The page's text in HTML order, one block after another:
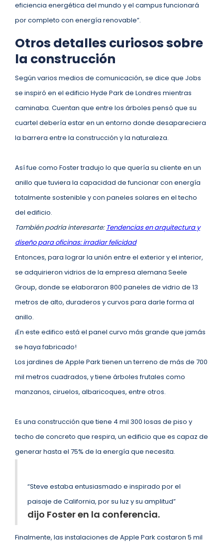
eficiencia energética del mundo y el campus funcionará
por completo con energía renovable”.
Otros detalles curiosos sobre
la construcción
Según varios medios de comunicación, se dice que Jobs
se inspiró en el edificio Hyde Park de Londres mientras
caminaba. Cuentan que entre los árboles pensó que su
cuartel debería estar en un entorno donde desapareciera
la barrera entre la construcción y la naturaleza.
Así fue como Foster tradujo lo que quería su cliente en un
anillo que tuviera la capacidad de funcionar con energía
totalmente sostenible y con paneles solares en el techo
del edificio.
También podría interesarte: Tendencias en arquitectura y
diseño para oficinas: irradiar felicidad
Entonces, para lograr la unión entre el exterior y el interior,
se adquirieron vidrios de la empresa alemana Seele
Group, donde se elaboraron 800 paneles de vidrio de 13
metros de alto, duraderos y curvos para darle forma al
anillo.
¡En este edifico está el panel curvo más grande que jamás
se haya fabricado!
Los jardines de Apple Park tienen un terreno de más de 700
mil metros cuadrados, y tiene árboles frutales como
manzanos, ciruelos, albaricoques, entre otros.
Es una construcción que tiene 4 mil 300 losas de piso y
techo de concreto que respira, un edificio que es capaz de
generar hasta el 75% de la energía que necesita.
“Steve estaba entusiasmado e inspirado por el
paisaje de California, por su luz y su amplitud”
dijo Foster en la conferencia.
Finalmente, las instalaciones de Apple Park costaron 5 mil